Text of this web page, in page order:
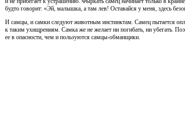
будто говорит: «Эй, малышка, а там лев! Оставайся у меня, здесь
И самцы, и самки следуют животным инстинктам. Самец пытается
к таким ухищрениям. Самка же не желает ни погибать, ни убегать.
ее в опасности, чем и пользуются самцы-обманщики.